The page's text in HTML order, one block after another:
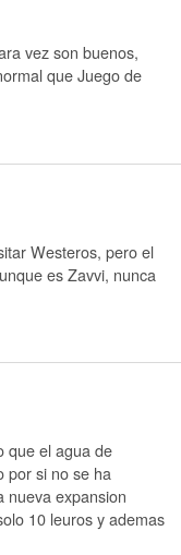
vez son buenos,
que Juego de
Westeros, pero el
es Zavvi, nunca
que el agua de
por si no se ha
nueva expansion
10 leuros y ademas